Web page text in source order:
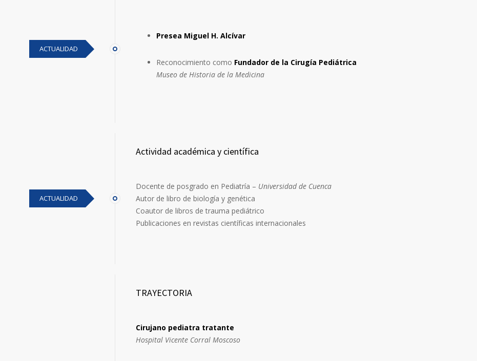
ACTUALIDAD
Presea Miguel H. Alcívar
Reconocimiento como Fundador de la Cirugía Pediátrica
Museo de Historia de la Medicina
ACTUALIDAD
Actividad académica y científica
Docente de posgrado en Pediatría – Universidad de Cuenca
Autor de libro de biología y genética
Coautor de libros de trauma pediátrico
Publicaciones en revistas científicas internacionales
TRAYECTORIA
Cirujano pediatra tratante
Hospital Vicente Corral Moscoso